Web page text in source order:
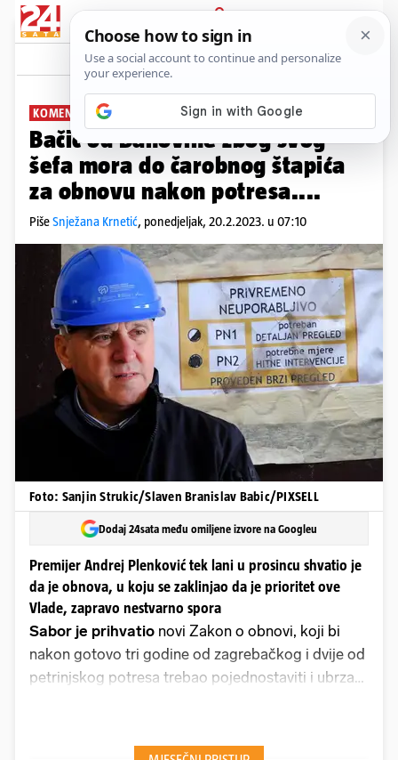
PRIJAVA
News Komentari
KOMENTIRA: SNJEŽANA KRNETIĆ PLUS+
Bačić od Banovine zbog svog
šefa mora do čarobnog štapića
za obnovu nakon potresa....
PišeSnježana Krnetić, ponedjeljak, 20.2.2023. u 07:10
Foto: Sanjin Strukic/Slaven Branislav Babic/PIXSELL
Dodaj 24sata među omiljene izvore na Googleu
Premijer Andrej Plenković tek lani u prosincu shvatio je
da je obnova, u koju se zaklinjao da je prioritet ove
Vlade, zapravo nestvarno spora
Sabor je prihvatio novi Zakon o obnovi, koji bi
nakon gotovo tri godine od zagrebačkog i dvije od
petrinjskog potresa trebao pojednostaviti i ubrzati
obzirom na to da se Fond za obnovu i Središnji